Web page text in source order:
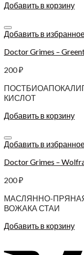
Добавить в корзину
Добавить в
Doctor Grimes –
200₽
КИСЛОТ
Добавить в корзину
Добавить в
Doctor Grimes –
200₽
МАСЛЯННО-
ВОЖАКА СТАИ
Добавить в корзину